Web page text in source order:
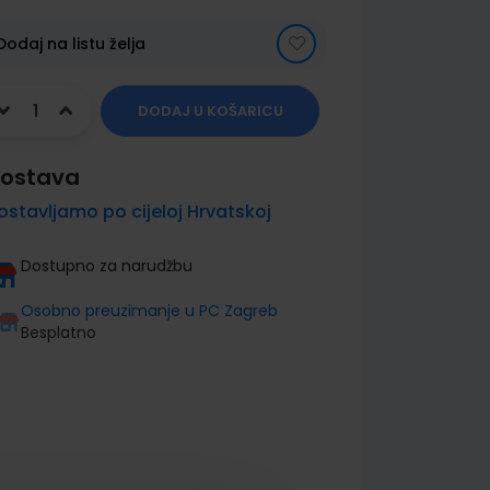
na listu želja
DODAJ U KOŠARICU
po cijeloj Hrvatskoj
Dostupno za narudžbu
Osobno preuzimanje u PC Zagreb
Besplatno